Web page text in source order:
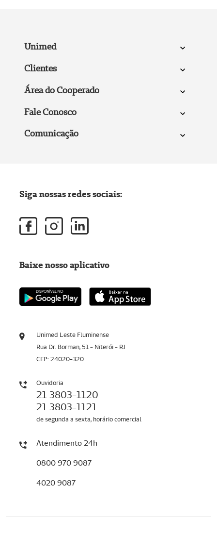
Unimed
Clientes
Área do Cooperado
Fale Conosco
Comunicação
Unimed Leste Fluminense
Rua Dr. Borman, 51 - Niterói - RJ
CEP: 24020-320
Ouvidoria
21 3803-1120
21 3803-1121
de segunda a sexta, horário comercial
Atendimento 24h
0800 970 9087
4020 9087
Siga nossas redes sociais:
Baixe nosso aplicativo